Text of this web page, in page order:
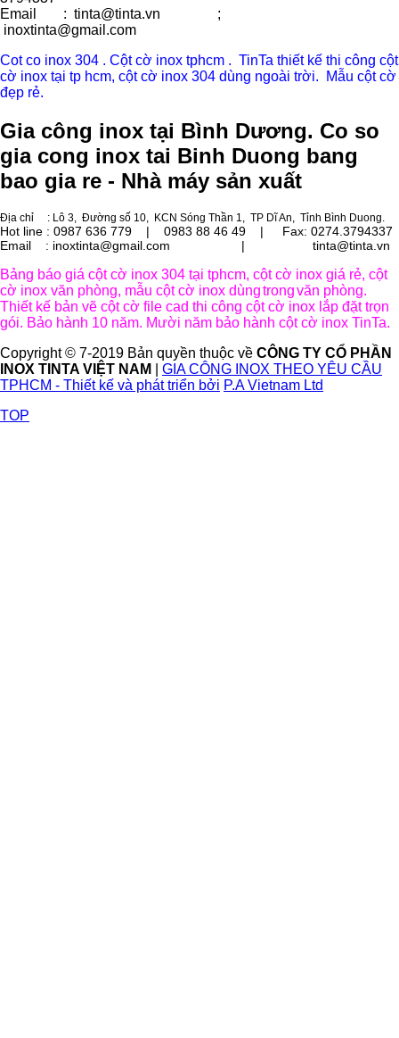
Email
: tinta@tinta.vn ;
inoxtinta@gmail.com
Cot co inox 304 . Cột cờ inox tphcm . TinTa thiết kế thi công cột
cờ inox tại tp hcm, cột cờ inox 304 dùng ngoài trời. Mẫu cột cờ
đẹp rẻ.
Gia công inox tại Bình Dương. Co so
gia cong inox tai Binh Duong bang
bao gia re - Nhà máy sản xuất
Địa chỉ : Lô 3, Đường số 10, KCN Sóng Thần 1, TP Dĩ An, Tỉnh Bình Duong.
Hot line : 0987 636 779 | 0983 88 46 49 |
Fax: 0274.3794337
Email : inoxtinta@gmail.com | tinta@tinta.vn
Bảng báo giá cột cờ inox 304 tại tphcm, cột cờ inox giá rẻ, cột
cờ inox văn phòng, mẫu cột cờ inox dùngtrongvăn phòng.
Thiết kế bản vẽ cột cờ file cad thi công cột cờ inox lắp đặt trọn
gói. Bảo hành 10 năm. Mười năm bảo hành cột cờ inox TinTa.
Copyright © 7-2019 Bản quyền thuộc về CÔNG TY CỔ PHẦN
INOX TINTA VIỆT NAM
GIA CÔNG INOX THEO YÊU CẦU
TPHCM - Thiết kế và phát triển bởi P.A Vietnam Ltd
TOP